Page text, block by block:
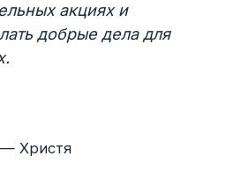
акциях и
добрые дела для
— Христя